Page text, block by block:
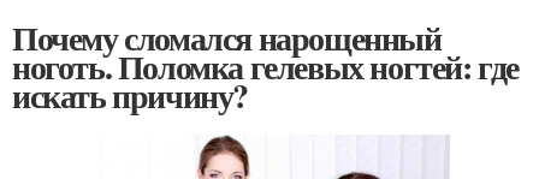
Почему сломался нарощенный
ноготь. Поломка гелевых ногтей: где
искать причину?